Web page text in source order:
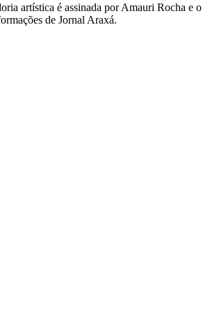
artística é assinada por Amauri Rocha e o
de Jornal Araxá.